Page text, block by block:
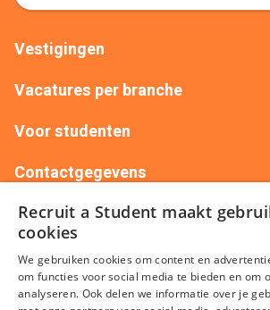
Vestigingen
Vacatures per branche
Voor studenten
Contactgegevens
+31(0)88 522 00 76
Alle vestigingen
Recruit a Student maakt
cookies
We gebruiken cookies om content en
om functies voor social media te bieden en om
analyseren. Ook delen we informatie over je